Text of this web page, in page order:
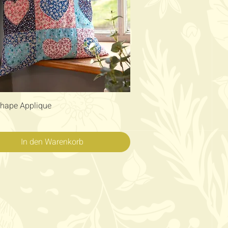
Schnellansicht
Applique
In den Warenkorb